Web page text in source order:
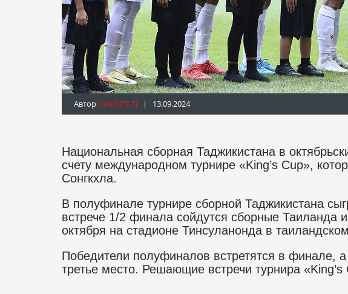
Автор Info@fft.tj | 13.09.2024
Национальная сборная Таджикистана в
счету международном турнире «King’s Cup»,
Сонгкхла.
В полуфинале турнире сборной Таджикистана
встрече 1/2 финала сойдутся сборные Таиланда
октября на стадионе Тинсуланонда в
Победители полуфиналов встретятся в финале,
третье место. Решающие встречи турнира «King’s